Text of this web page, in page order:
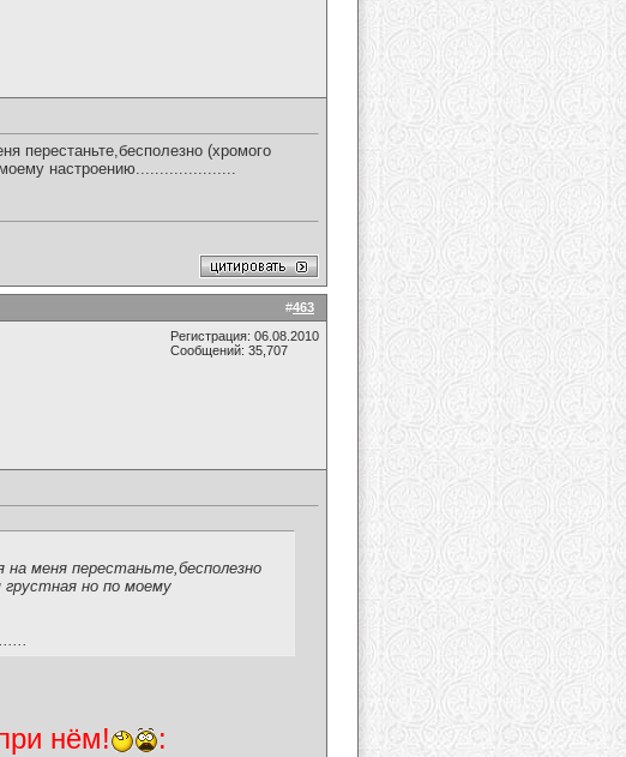
перестаньте,бесполезно (хромого
настроению.....................
#463
Регистрация: 06.08.2010
Сообщений: 35,707
меня перестаньте,бесполезно
но по моему
нём! :